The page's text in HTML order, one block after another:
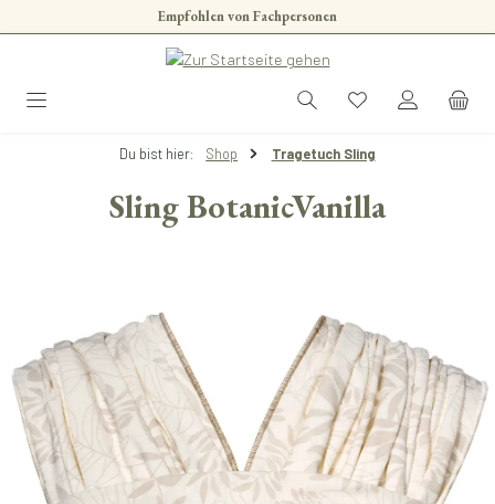
Zum Hauptinhalt springenEmpfohlen von Fachpersonen
Du bist hier: Shop Tragetuch Sling
Sling BotanicVanilla